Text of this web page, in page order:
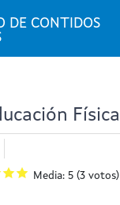
Física
Media: 5 (3 votos)